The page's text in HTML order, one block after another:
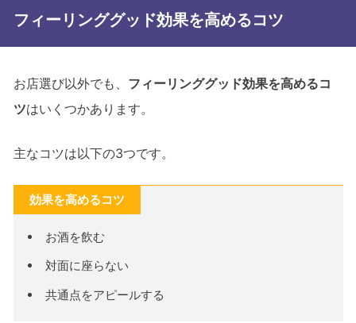
フィーリンググッド効果を高めるコツ
お店選び以外でも、 フィーリンググッド効果を高めるコ
ツはいくつかあります。
主なコツは以下の3つです。
効果を高めるコツ
お酒を飲む
対面に座らない
共通点をアピールする